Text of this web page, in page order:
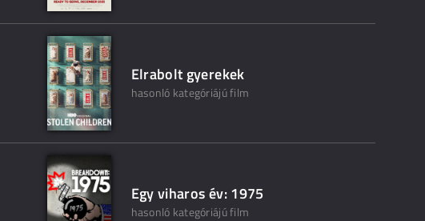
Elrabolt gyerekek
hasonló kategóriájú film
Egy viharos év: 1975
hasonló kategóriájú film